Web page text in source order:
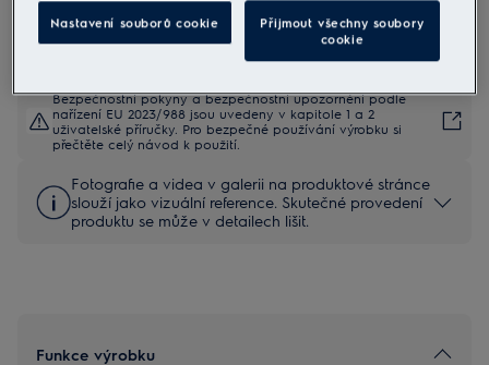
Bezpečnostní pokyny a bezpečnostní upozornění podle
nařízení EU 2023/988 jsou uvedeny v kapitole 1 a 2
uživatelské příručky. Pro bezpečné používání výrobku si
přečtěte celý návod k použití.
Fotografie a videa v galerii na produktové stránce
slouží jako vizuální reference. Skutečné provedení
produktu se může v detailech lišit.
Funkce výrobku
Nastavení souborů cookie
Přijmout všechny soubory
cookie